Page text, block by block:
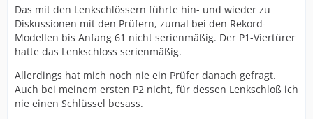
Das mit den Lenkschlössern führte hin- und wieder zu
Diskussionen mit den Prüfern, zumal bei den Rekord-
Modellen bis Anfang 61 nicht serienmäßig. Der P1-Viertürer
hatte das Lenkschloss serienmäßig.
Allerdings hat mich noch nie ein Prüfer danach gefragt.
Auch bei meinem ersten P2 nicht, für dessen Lenkschloß ich
nie einen Schlüssel besass.